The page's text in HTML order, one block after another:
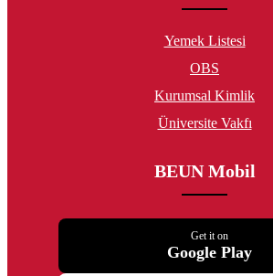
Yemek Listesi
OBS
Kurumsal Kimlik
Üniversite Vakfı
BEUN Mobil
Get it on
Google Play